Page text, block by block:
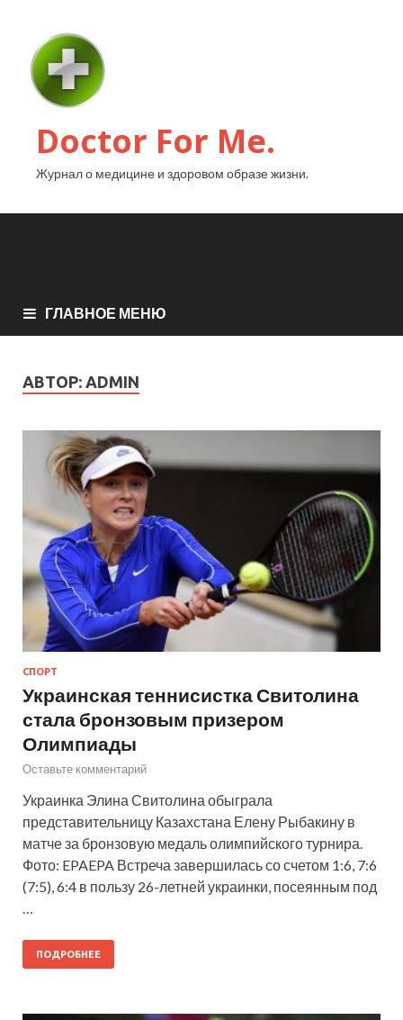
Doctor For Me.
Журнал о медицине и здоровом образе жизни.
ГЛАВНОЕ МЕНЮ
АВТОР: ADMIN
СПОРТ
Украинская теннисистка Свитолина
стала бронзовым призером
Олимпиады
Оставьте комментарий
Украинка Элина Свитолина обыграла
представительницу Казахстана Елену Рыбакину в
матче за бронзовую медаль олимпийского турнира.
Фото: EPAEPA Встреча завершилась со счетом 1:6, 7:6
(7:5), 6:4 в пользу 26-летней украинки, посеянным под
ПОДРОБНЕЕ